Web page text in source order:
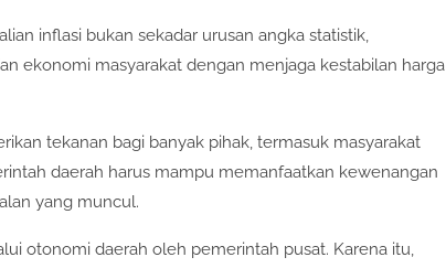
inflasi bukan sekadar urusan angka statistik,
ekonomi masyarakat dengan menjaga kestabilan harga
tekanan bagi banyak pihak, termasuk masyarakat
daerah harus mampu memanfaatkan kewenangan
yang muncul.
otonomi daerah oleh pemerintah pusat. Karena itu,